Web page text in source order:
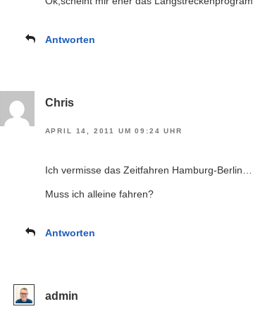
Antworten
Chris
APRIL 14, 2011 UM 09:24 UHR
Ich vermisse das Zeitfahren Hamburg-Berlin…
Muss ich alleine fahren?
Antworten
admin